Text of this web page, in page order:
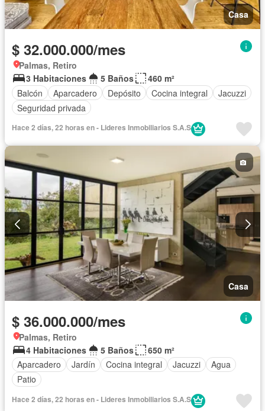
Casa
$ 32.000.000/mes
Palmas, Retiro
3 Habitaciones
5 Baños
460 m²
Balcón
Aparcadero Depósito Cocina integral
Jacuzzi
Seguridad privada
Hace 2 días, 22 horas en - Lideres Inmobiliarios S.A.S
Casa
$ 36.000.000/mes
Palmas, Retiro
4 Habitaciones
5 Baños
650 m²
Aparcadero
Jardín Cocina integral Jacuzzi
Agua
Patio
Hace 2 días, 22 horas en - Lideres Inmobiliarios S.A.S